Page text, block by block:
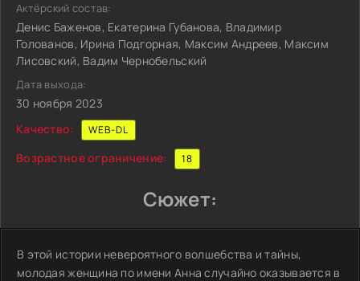
Актёрский состав:
Денис Баженов, Екатерина Губанова, Владимир
Голованов, Ирина Подгорная, Максим Андреев, Максим
Лисовский, Вадим Чернобельский
Дата выхода:
30 ноября 2023
Качество:
WEB-DL
Возрастное ограничение: 18
Сюжет:
В этой истории невероятного волшебства и тайны,
молодая женщина по имени Анна случайно оказывается в